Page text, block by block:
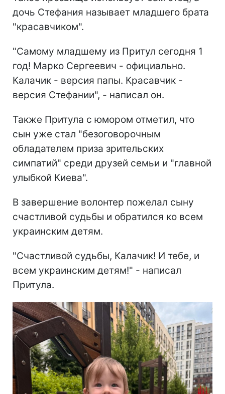
дочь Стефания называет младшего брата
"красавчиком".
"Самому младшему из Притул сегодня 1
год! Марко Сергеевич - официально.
Калачик - версия папы. Красавчик -
версия Стефании", - написал он.
Также Притула с юмором отметил, что
сын уже стал "безоговорочным
обладателем приза зрительских
симпатий" среди друзей семьи и "главной
улыбкой Киева".
В завершение волонтер пожелал сыну
счастливой судьбы и обратился ко всем
украинским детям.
"Счастливой судьбы, Калачик! И тебе, и
всем украинским детям!" - написал
Притула.